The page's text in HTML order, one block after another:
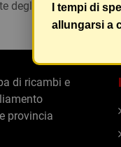
degli utenti.I tempi di
allungarsi a
di ricambi e
provincia